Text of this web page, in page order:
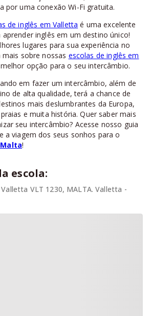
por uma conexão Wi-Fi gratuita.
de inglês em Valletta é uma excelente
inglês em um destino único!
lugares para sua experiência no
sobre nossas escolas de inglês em
opção para o seu intercâmbio.
em fazer um intercâmbio, além de
de alta qualidade, terá a chance de
mais deslumbrantes da Europa,
e muita história. Quer saber mais
seu intercâmbio? Acesse nosso guia
a viagem dos seus sonhos para o
!
escola:
VLT 1230, MALTA. Valletta -